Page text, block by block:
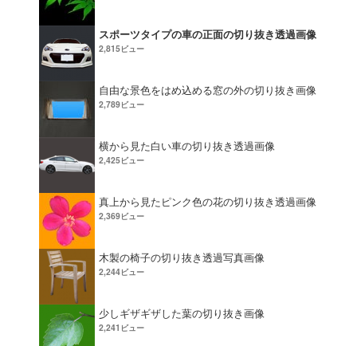
スポーツタイプの車の正面の切り抜き透過画像
2,815ビュー
自由な景色をはめ込める窓の外の切り抜き画像
2,789ビュー
横から見た白い車の切り抜き透過画像
2,425ビュー
真上から見たピンク色の花の切り抜き透過画像
2,369ビュー
木製の椅子の切り抜き透過写真画像
2,244ビュー
少しギザギザした葉の切り抜き画像
2,241ビュー